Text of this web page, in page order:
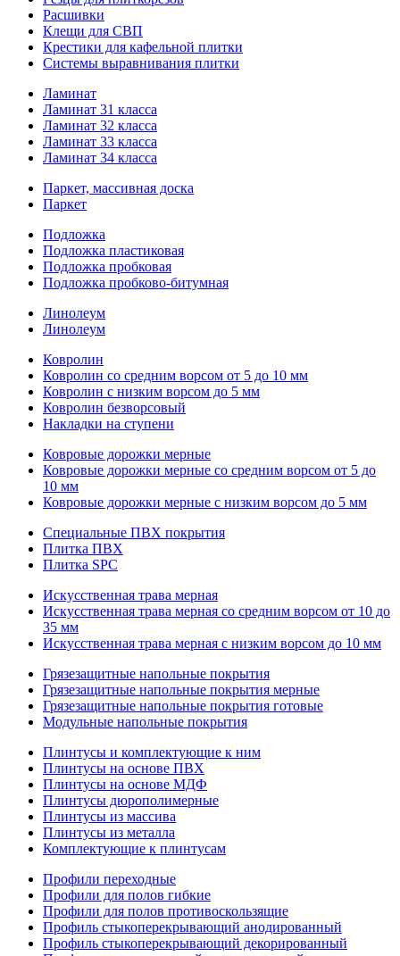
Расшивки
Клещи для СВП
Крестики для кафельной плитки
Системы выравнивания плитки
Ламинат
Ламинат 31 класса
Ламинат 32 класса
Ламинат 33 класса
Ламинат 34 класса
Паркет, массивная доска
Паркет
Подложка
Подложка пластиковая
Подложка пробковая
Подложка пробково-битумная
Линолеум
Линолеум
Ковролин
Ковролин со средним ворсом от 5 до 10 мм
Ковролин с низким ворсом до 5 мм
Ковролин безворсовый
Накладки на ступени
Ковровые дорожки мерные
Ковровые дорожки мерные со средним ворсом от 5 до
10 мм
Ковровые дорожки мерные с низким ворсом до 5 мм
Специальные ПВХ покрытия
Плитка ПВХ
Плитка SPC
Искуccтвенная трава мерная
Искусственная трава мерная со средним ворсом от 10 до
35 мм
Искусственная трава мерная с низким ворсом до 10 мм
Грязезащитные напольные покрытия
Грязезащитные напольные покрытия мерные
Грязезащитные напольные покрытия готовые
Модульные напольные покрытия
Плинтусы и комплектующие к ним
Плинтусы на основе ПВХ
Плинтусы на основе МДФ
Плинтусы дюрополимерные
Плинтусы из массива
Плинтусы из металла
Комплектующие к плинтусам
Профили переходные
Профили для полов гибкие
Профили для полов противоскользящие
Профиль стыкоперекрывающий анодированный
Профиль стыкоперекрывающий декорированный